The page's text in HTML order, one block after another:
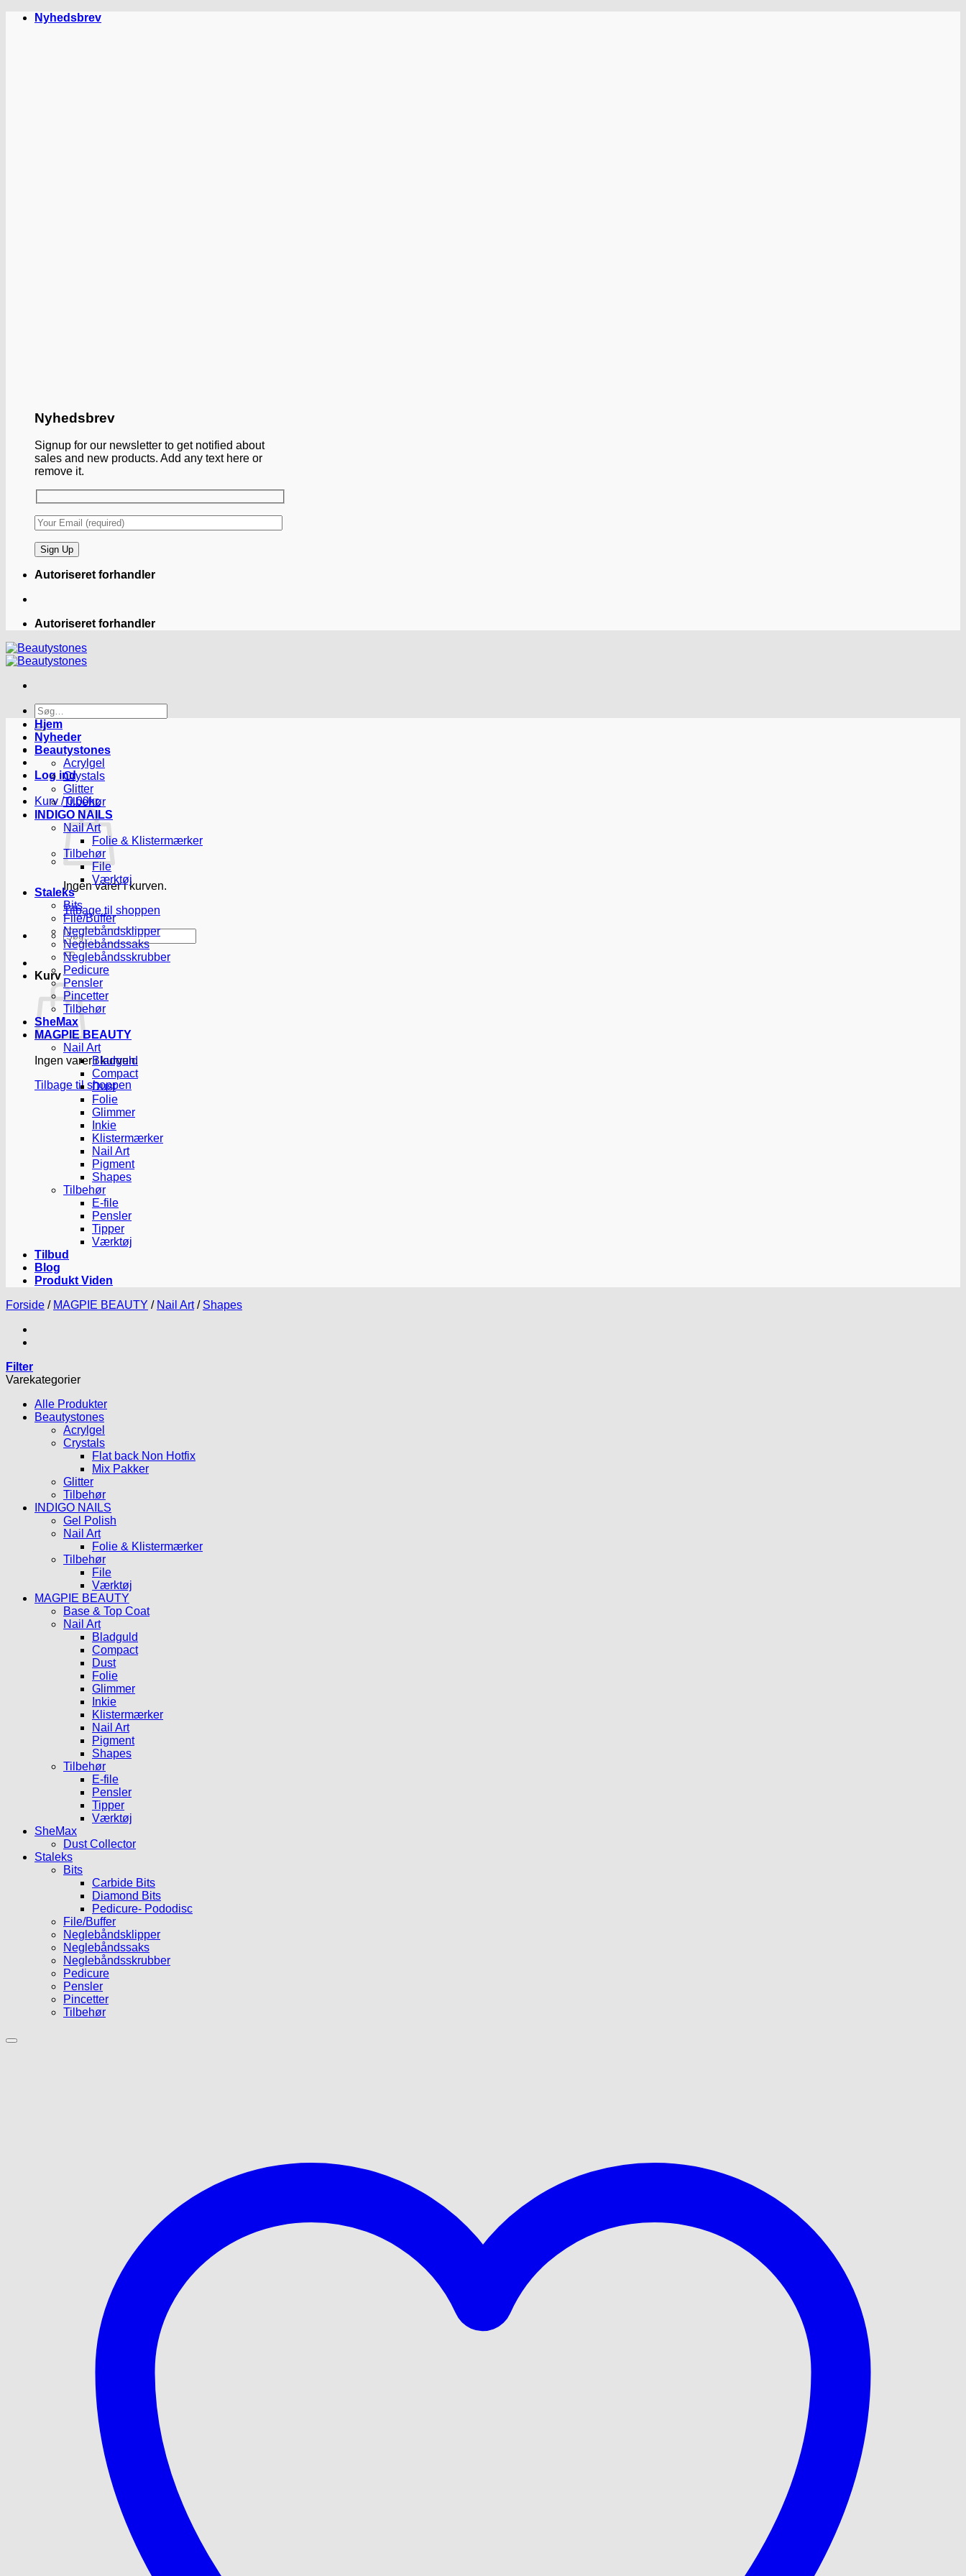
FortsætNyhedsbrev
Nyhedsbrev
Signup for our newsletter to get notified about
sales and new products. Add any text here or
remove it.
Autoriseret forhandler
Autoriseret forhandler
Søg
efter:
Log ind
Kurv /0.00kr.
Ingen varer i kurven.
Tilbage til shoppen
Søg
efter:
Kurv
Ingen varer i kurven.
Tilbage til shoppen
Hjem
Nyheder
Beautystones
Acrylgel
Crystals
Glitter
Tilbehør
INDIGO NAILS
Nail Art
Folie & Klistermærker
Tilbehør
File
Værktøj
Staleks
Bits
File/Buffer
Neglebåndsklipper
Neglebåndssaks
Neglebåndsskrubber
Pedicure
Pensler
Pincetter
Tilbehør
SheMax
MAGPIE BEAUTY
Nail Art
Bladguld
Compact
Dust
Folie
Glimmer
Inkie
Klistermærker
Nail Art
Pigment
Shapes
Tilbehør
E-file
Pensler
Tipper
Værktøj
Tilbud
Blog
Produkt Viden
Forside / MAGPIE BEAUTY / Nail Art / Shapes
Filter
Varekategorier
Alle Produkter
Beautystones
Acrylgel
Crystals
Flat back Non Hotfix
Mix Pakker
Glitter
Tilbehør
INDIGO NAILS
Gel Polish
Nail Art
Folie & Klistermærker
Tilbehør
File
Værktøj
MAGPIE BEAUTY
Base & Top Coat
Nail Art
Bladguld
Compact
Dust
Folie
Glimmer
Inkie
Klistermærker
Nail Art
Pigment
Shapes
Tilbehør
E-file
Pensler
Tipper
Værktøj
SheMax
Dust Collector
Staleks
Bits
Carbide Bits
Diamond Bits
Pedicure- Pododisc
File/Buffer
Neglebåndsklipper
Neglebåndssaks
Neglebåndsskrubber
Pedicure
Pensler
Pincetter
Tilbehør